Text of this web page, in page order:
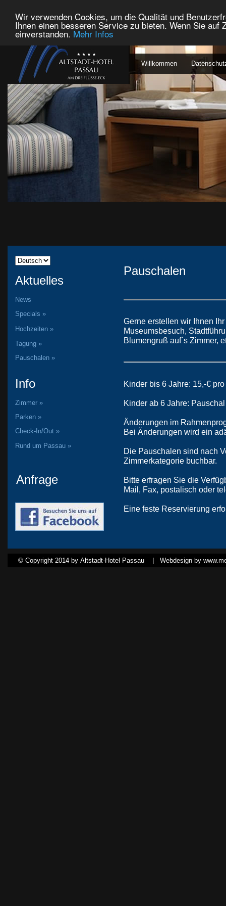
Wir verwenden Cookies, um die Qualität und
Ihnen einen besseren Service zu bieten. Wenn Sie
einverstanden. Mehr Infos
Willkommen
Aktuelles
News
Specials »
Hochzeiten »
Tagung »
Pauschalen »
Info
Zimmer »
Parken »
Check-In/Out »
Rund um Passau »
Anfrage
Pauschalen
Gerne erstellen wir Ihnen
Museumsbesuch,
Blumengruß auf`s Zimmer,
Kinder bis 6 Jahre: 15,-€
Kinder ab 6 Jahre:
Änderungen im
Bei Änderungen wird ein
Die Pauschalen sind nach
Zimmerkategorie buchbar.
Bitte erfragen Sie die
Mail, Fax, postalisch oder
Eine feste Reservierung
© Copyright 2014 by Altstadt-Hotel Passau | Webdesign by